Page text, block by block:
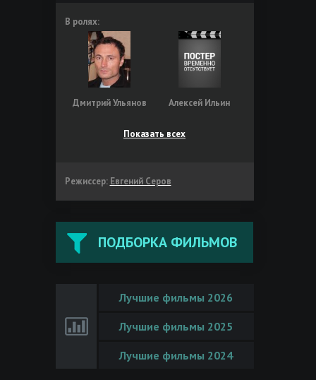
В ролях:
Дмитрий Ульянов Алексей Ильин
Показать всех
Режиссер: Евгений Серов
ПОДБОРКА ФИЛЬМОВ
Лучшие фильмы 2026
Лучшие фильмы 2025
Лучшие фильмы 2024